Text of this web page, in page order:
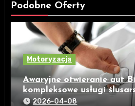
Podobne Oferty
Motoryzacja
Awaryjne otwieranie aut
kompleksowe usługi
dorabianie kluczy
2026-04-08